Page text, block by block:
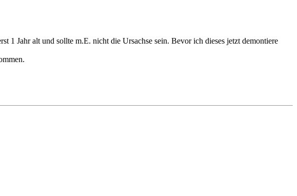
1 Jahr alt und sollte m.E. nicht die Ursachse sein. Bevor ich dieses jetzt demontiere